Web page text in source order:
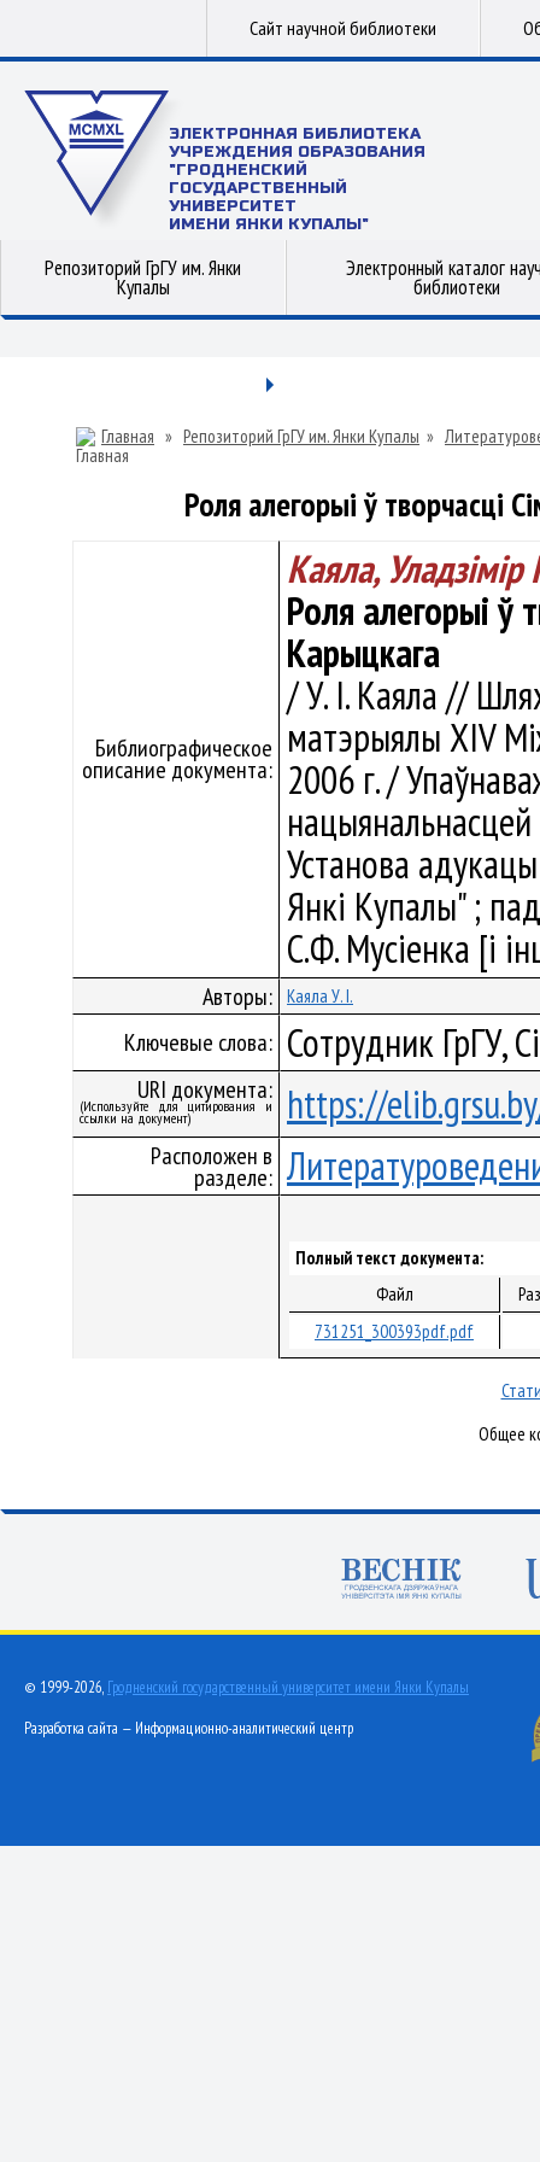
Сайт научной библиотеки
ЭЛЕКТРОННАЯ БИБЛИОТЕКА
УЧРЕЖДЕНИЯ ОБРАЗОВАНИЯ
"ГРОДНЕНСКИЙ
ГОСУДАРСТВЕННЫЙ
УНИВЕРСИТЕТ
ИМЕНИ ЯНКИ КУПАЛЫ"
Репозиторий ГрГУ им. Янки
Купалы
Электронный каталог
библиотеки
Главная » Репозиторий ГрГУ им. Янки Купалы »
Роля алегорыі ў творчасці
Библиографическое
описание документа:
Каяла, Уладзiмiр
Роля алегорыі ў
Карыцкага
/ У. I. Каяла //
матэрыялы ХIV
2006 г. /
нацыянальнасцей
Установа
Янкі Купалы" ;
С.Ф. Мусіенка [і
Авторы: Каяла У. I.
Ключевые слова: Сотрудник ГрГУ,
URI документа:
(Используйте для цитирования и
ссылки на документ) https://
Расположен в
разделе:
Полный текст документа:
Файл
731251_300393pdf.pdf
Общее
© 1999-2026, Гродненский государственный университет имени Янки Купалы
Разработка сайта — Информационно-аналитический центр